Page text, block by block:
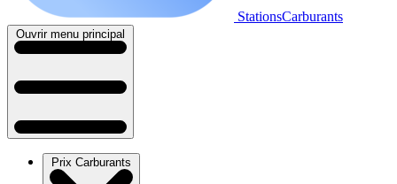
StationsCarburants
Ouvrir menu principal
Prix Carburants